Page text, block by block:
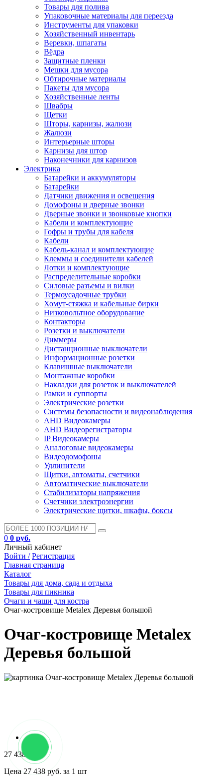
Товары для полива
Упаковочные материалы для переезда
Инструменты для упаковки
Хозяйственный инвентарь
Веревки, шпагаты
Вёдра
Защитные пленки
Мешки для мусора
Обтирочные материалы
Пакеты для мусора
Хозяйственные ленты
Швабры
Щетки
Шторы, карнизы, жалюзи
Жалюзи
Интерьерные шторы
Карнизы для штор
Наконечники для карнизов
Электрика
Батарейки и аккумуляторы
Батарейки
Датчики движения и освещения
Домофоны и дверные звонки
Дверные звонки и звонковые кнопки
Кабели и комплектующие
Гофры и трубы для кабеля
Кабели
Кабель-канал и комплектующие
Клеммы и соединители кабелей
Лотки и комплектующие
Распределительные коробки
Силовые разъемы и вилки
Термоусадочные трубки
Хомут-стяжка и кабельные бирки
Низковольтное оборудование
Контакторы
Розетки и выключатели
Диммеры
Дистанционные выключатели
Информационные розетки
Клавишные выключатели
Монтажные коробки
Накладки для розеток и выключателей
Рамки и суппорты
Электрические розетки
Системы безопасности и видеонаблюдения
AHD Видеокамеры
AHD Видеорегистраторы
IP Видеокамеры
Аналоговые видеокамеры
Видеодомофоны
Удлинители
Щитки, автоматы, счетчики
Автоматические выключатели
Стабилизаторы напряжения
Счетчики электроэнергии
Электрические щитки, шкафы, боксы
0 0 руб.
Личный кабинет
Войти / Регистрация
Главная страница
Каталог
Товары для дома, сада и отдыха
Товары для пикника
Очаги и чаши для костра
Очаг-костровище Metalex Деревья большой
Очаг-костровище Metalex
Деревья большой
27 438 руб.
Цена 27 438 руб. за 1 шт